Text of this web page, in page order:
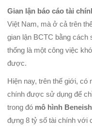
Gian lận báo cáo tài
Việt Nam, mà ở cả trên
gian lận BCTC bằng cách
thống là một công việc
được.
Hiện nay, trên thế giới,
chính được sử dụng để
trong đó mô hình Beneish
đựng 8 tỷ số tài chính với